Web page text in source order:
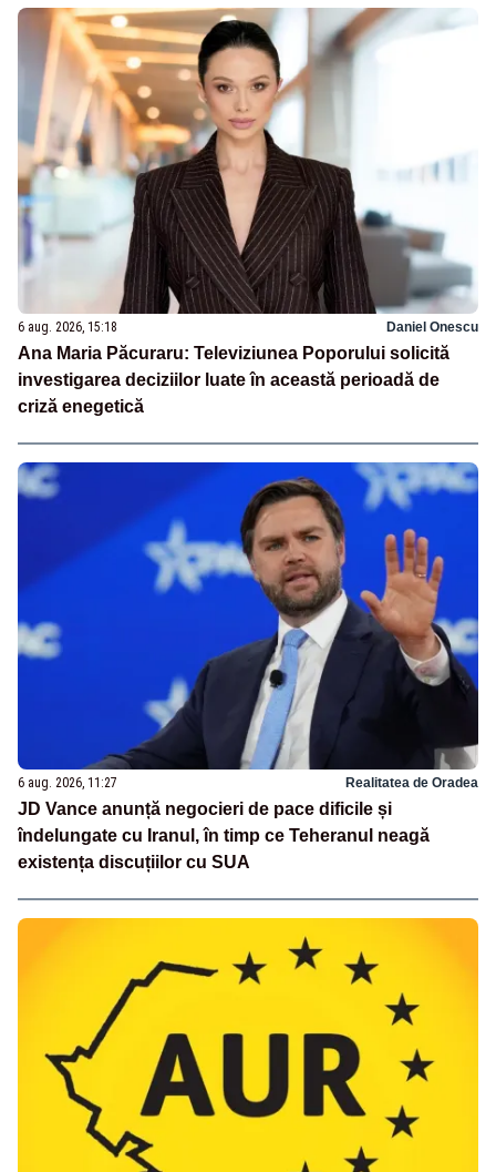
6 aug. 2026, 15:18 Daniel Onescu
Ana Maria Păcuraru: Televiziunea Poporului solicită
investigarea deciziilor luate în această perioadă de
criză enegetică
6 aug. 2026, 11:27 Realitatea de Oradea
JD Vance anunță negocieri de pace dificile și
îndelungate cu Iranul, în timp ce Teheranul neagă
existența discuțiilor cu SUA